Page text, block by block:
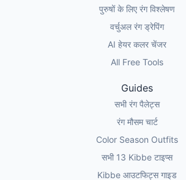
पुरुषों के लिए रंग विश्लेषण
वर्चुअल रंग ड्रेपिंग
AI हेयर कलर चेंजर
All Free Tools
Guides
सभी रंग पैलेट्स
रंग मौसम चार्ट
Color Season Outfits
सभी 13 Kibbe टाइप्स
Kibbe आउटफिट्स गाइड